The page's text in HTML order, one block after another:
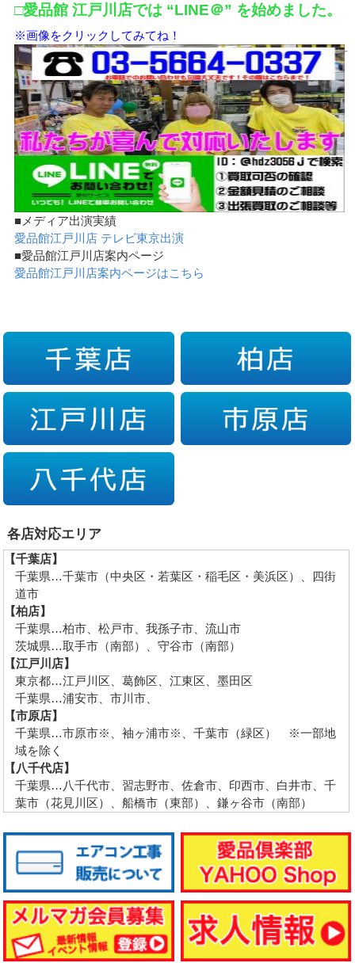
□愛品館 江戸川店では “LINE＠” を始めました。
※画像をクリックしてみてね！
■メディア出演実績
愛品館江戸川店 テレビ東京出演
■愛品館江戸川店案内ページ
愛品館江戸川店案内ページはこちら
各店対応エリア
【千葉店】
千葉県…千葉市（中央区・若葉区・稲毛区・美浜区）、四街
道市
【柏店】
千葉県…柏市、松戸市、我孫子市、流山市
茨城県…取手市（南部）、守谷市（南部）
【江戸川店】
東京都…江戸川区、葛飾区、江東区、墨田区
千葉県…浦安市、市川市、
【市原店】
千葉県…市原市※、袖ヶ浦市※、千葉市（緑区） ※一部地
域を除く
【八千代店】
千葉県…八千代市、習志野市、佐倉市、印西市、白井市、千
葉市（花見川区）、船橋市（東部）、鎌ヶ谷市（南部）